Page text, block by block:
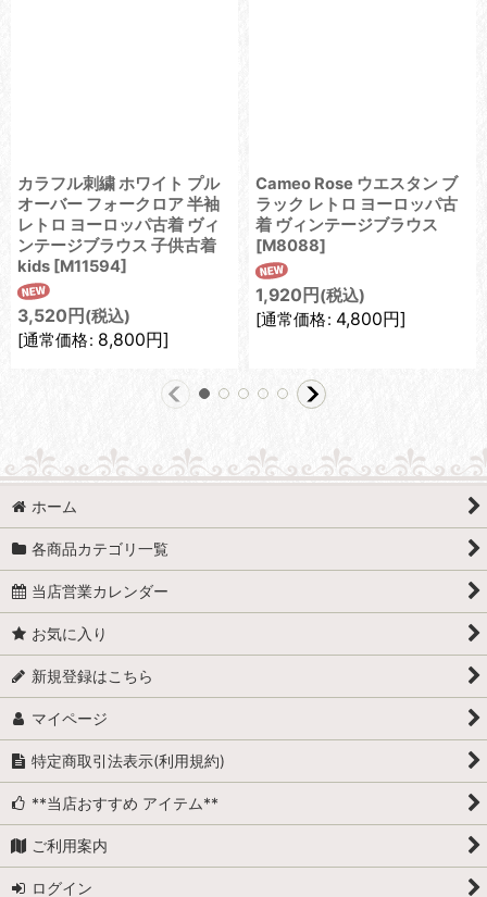
カラフル刺繍 ホワイト プル
オーバー フォークロア 半袖
レトロ ヨーロッパ古着 ヴィ
ンテージブラウス 子供古着
kids [M11594]
3,520 円 (税込)
[通常価格: 8,800円]
Cameo Rose ウエスタン ブ
ラック レトロ ヨーロッパ古
着 ヴィンテージブラウス
[M8088]
1,920 円 (税込)
[通常価格: 4,800円]
ホーム
各商品カテゴリ一覧
当店営業カレンダー
お気に入り
新規登録はこちら
マイページ
特定商取引法表示(利用規約)
**当店おすすめ アイテム**
ご利用案内
ログイン